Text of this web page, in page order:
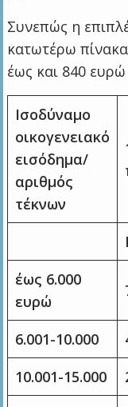
Συνεπώς η
κατωτέρω
έως και 840 ευρώ
Ισοδύναμο
οικογενειακό
εισόδημα/
αριθμός
τέκνων
έως 6.000
ευρώ
6.001-10.000
10.001-15.000